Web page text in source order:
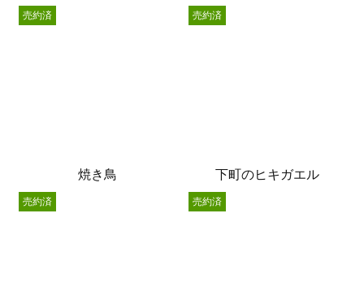
焼き鳥
売約済
下町のヒキガエル
売約済
売約済 売約済